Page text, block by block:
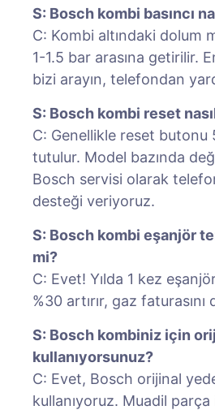
S: Bosch kombi basıncı
C: Kombi altındaki dolum
1-1.5 bar arasına getirilir.
bizi arayın, telefondan
S: Bosch kombi reset
C: Genellikle reset butonu
tutulur. Model bazında
Bosch servisi olarak
desteği veriyoruz.
S: Bosch kombi eşanjör
mi?
C: Evet! Yılda 1 kez
%30 artırır, gaz faturasını
S: Bosch kombiniz için
kullanıyorsunuz?
C: Evet, Bosch orijinal
kullanıyoruz. Muadil